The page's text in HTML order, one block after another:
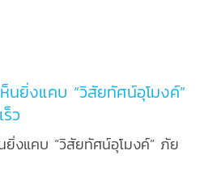
นยิ่งแคบ “วิสัยทัศน์อุโมงค์”
ว
ยิ่งแคบ “วิสัยทัศน์อุโมงค์” ภัย